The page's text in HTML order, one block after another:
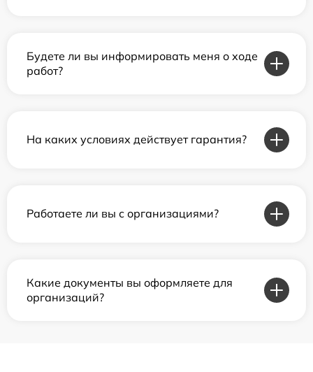
Будете ли вы информировать меня о ходе
работ?
На каких условиях действует гарантия?
Работаете ли вы с организациями?
Какие документы вы оформляете для
организаций?